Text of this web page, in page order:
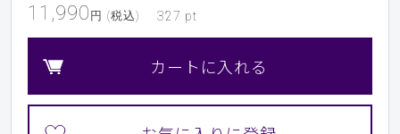
11,990 円 (税込) 327 pt
カートに入れる